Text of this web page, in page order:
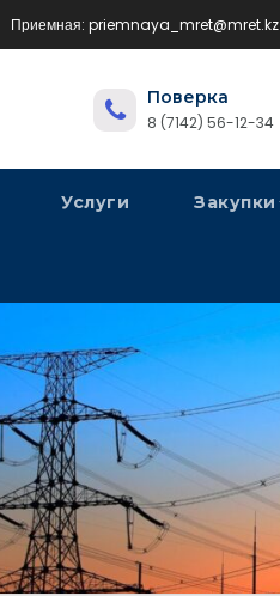
Приемная: priemnaya_mret@mret.kz
Поверка
8 (7142) 56-12-34
Услуги Закупки